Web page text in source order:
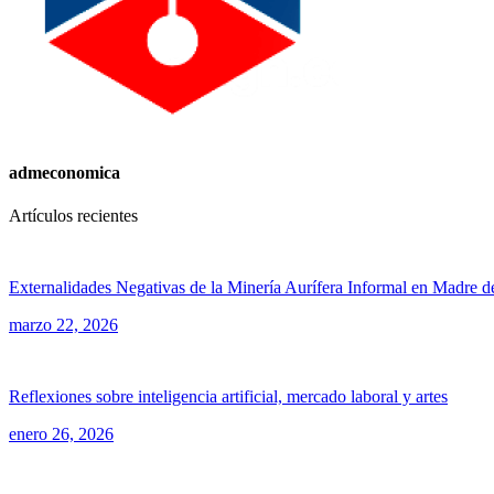
admeconomica
Artículos recientes
Externalidades Negativas de la Minería Aurífera Informal en Madre
marzo 22, 2026
Reflexiones sobre inteligencia artificial, mercado laboral y artes
enero 26, 2026